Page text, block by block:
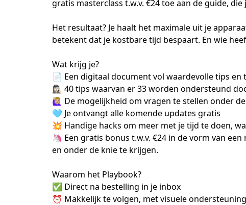
gratis masterclass t.w.v. €24 toe aan de guide,
Het resultaat? Je haalt het maximale uit je
betekent dat je kostbare tijd bespaart. En wie
Wat krijg je?
📄 Een digitaal document vol waardevolle tips en
🕵🏻‍♀️ 40 tips waarvan er 33 worden ondersteund
🙋🏼‍♀️ De mogelijkheid om vragen te stellen onder
🩵 Je ontvangt alle komende updates gratis
💥 Handige hacks om meer met je tijd te doen,
🦄 Een gratis bonus t.w.v. €24 in de vorm van
en onder de knie te krijgen.
Waarom het Playbook?
✅ Direct na bestelling in je inbox
⏰ Makkelijk te volgen, met visuele ondersteuning